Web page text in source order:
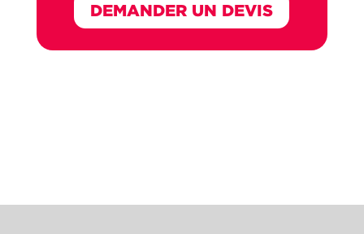
DEMANDER UN DEVIS